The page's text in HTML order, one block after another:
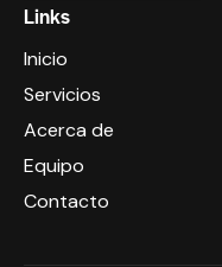
Links
Inicio
Servicios
Acerca de
Equipo
Contacto